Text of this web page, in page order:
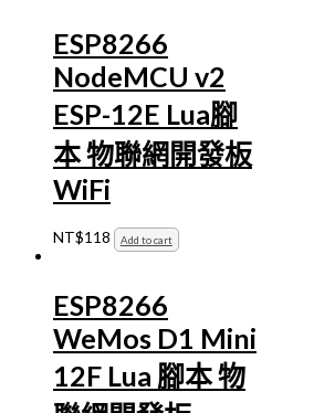
ESP8266
NodeMCU v2
ESP-12E Lua腳
本 物聯網開發板
WiFi
NT$118 Add to cart
ESP8266
WeMos D1 Mini
12F Lua 腳本 物